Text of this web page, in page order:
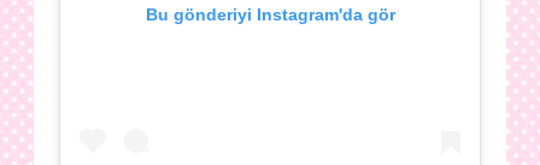
Bu gönderiyi Instagram'da gör